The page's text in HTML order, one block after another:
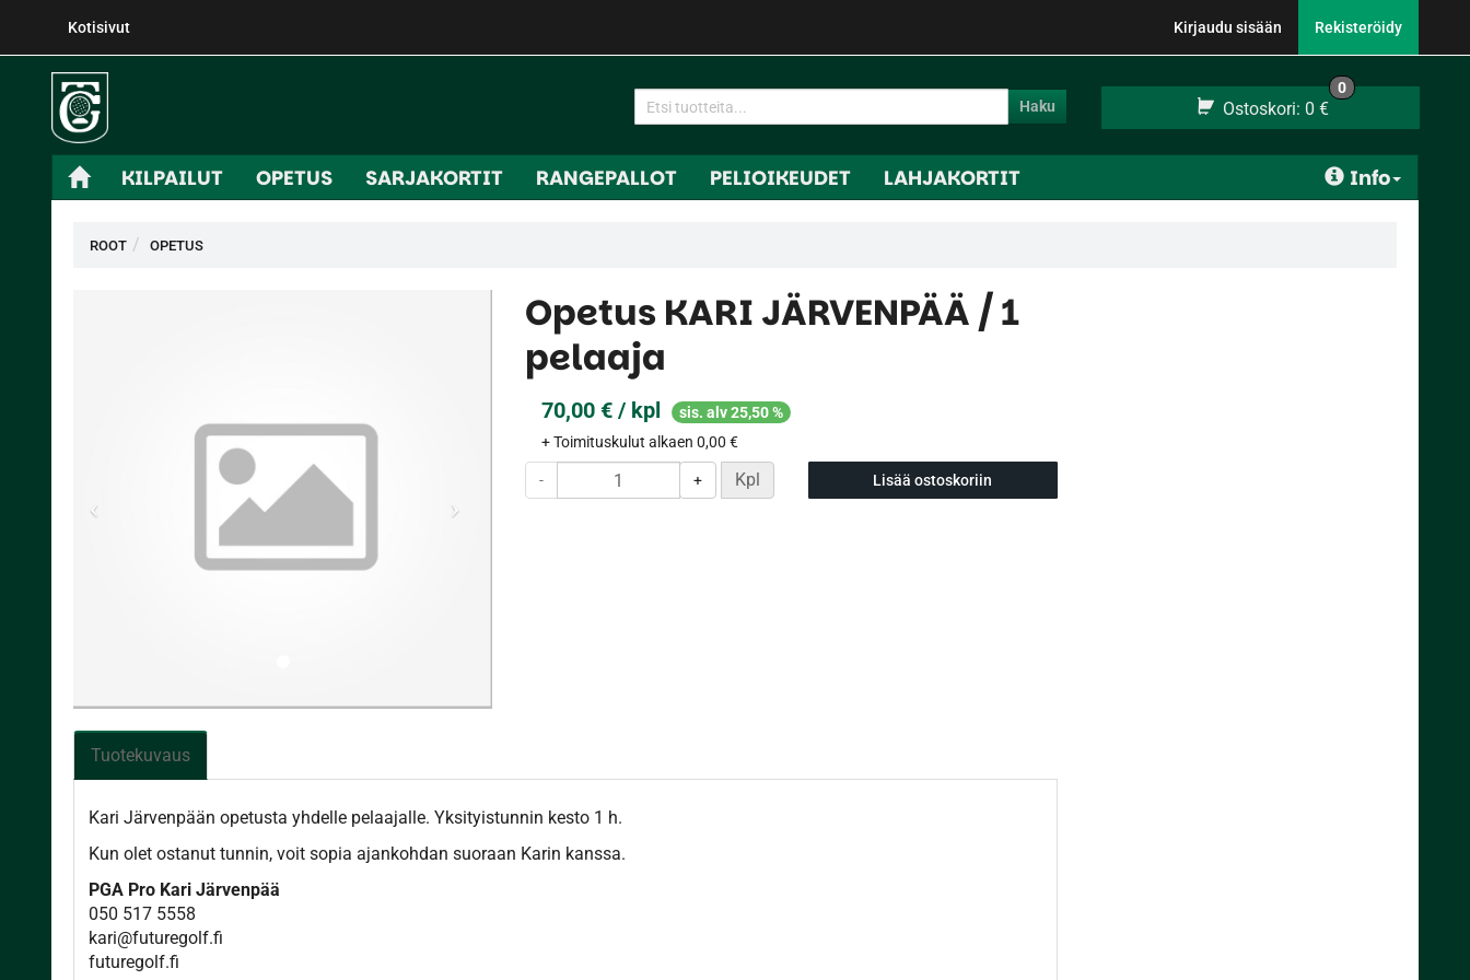
Kotisivut Kirjaudu sisään Rekisteröidy
Haku Ostoskori: 0 €
0
KILPAILUT OPETUS SARJAKORTIT RANGEPALLOT PELIOIKEUDET LAHJAKORTIT Info
ROOT OPETUS
Opetus KARI JÄRVENPÄÄ / 1
pelaaja
70,00 € / kpl
sis. alv 25,50 %
+ Toimituskulut alkaen 0,00 €
- + Kpl Lisää ostoskoriin
Tuotekuvaus
Kari Järvenpään opetusta yhdelle pelaajalle. Yksityistunnin kesto 1 h.
Kun olet ostanut tunnin, voit sopia ajankohdan suoraan Karin kanssa.
PGA Pro Kari Järvenpää
050 517 5558
kari@futuregolf.fi
futuregolf.fi